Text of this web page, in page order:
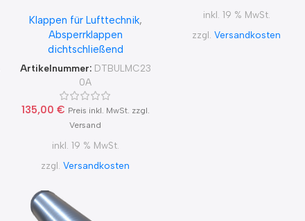
LMC230A für 230V
Klappen für Lufttechnik,
Absperrklappen
dichtschließend
Artikelnummer: DTBULMC23
0A
135,00 € Preis inkl. MwSt. zzgl.
Versand
inkl. 19 % MwSt.
zzgl.Versandkosten
inkl. 19 % MwSt.
zzgl.Versandkosten